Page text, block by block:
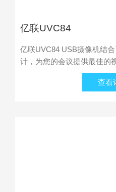
亿联UVC84
亿联UVC84 USB摄像机结
计，为您的会议提供最佳的
查看